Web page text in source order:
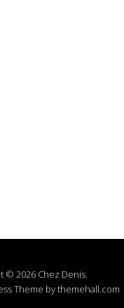
© 2026 Chez Denis.
Theme by themehall.com